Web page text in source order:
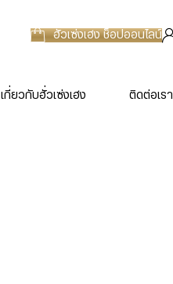
ฮั่วเซ่งเฮงช็อปออนไลน์
เกี่ยวกับฮั่วเซ่งเฮง ติดต่อเรา